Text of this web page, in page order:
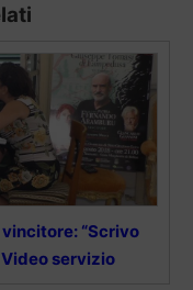
vincitore: “Scrivo
servizio